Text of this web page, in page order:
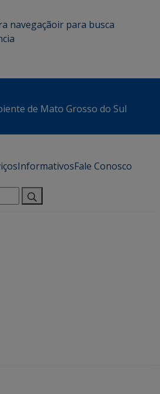
navegaçãoir para busca
de Mato Grosso do Sul
InformativosFale Conosco